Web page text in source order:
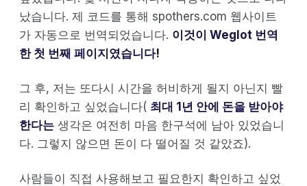
났습니다. 제 코드를 통해 spothers.com 웹사이트
가 자동으로 번역되었습니다. 이것이 Weglot 번역
한 첫 번째 페이지였습니다!
그 후, 저는 또다시 시간을 허비하게 될지 아닌지 빨
리 확인하고 싶었습니다( 최대 1년 안에 돈을 받아야
한다는 생각은 여전히 마음 한구석에 남아 있었습니
다. 그렇지 않으면 돈이 다 떨어질 것 같았죠).
사람들이 직접 사용해보고 필요한지 확인하고 싶었